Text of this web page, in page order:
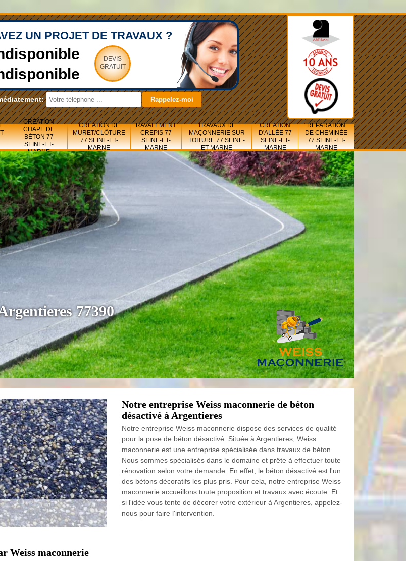
UN PROJET DE TRAVAUX ?
DEVIS
GRATUIT
CRÉATION
CHAPE DE
BÉTON 77
SEINE-ET-
MARNE
CRÉATION DE
MURET/CLÔTURE
77 SEINE-ET-
MARNE
RAVALEMENT
CREPIS 77
SEINE-ET-
MARNE
TRAVAUX DE
MAÇONNERIE SUR
TOITURE 77 SEINE-
ET-MARNE
CRÉATION
D'ALLÉE 77
SEINE-ET-
MARNE
RÉPARATION
DE CHEMINÉE
77 SEINE-ET-
MARNE
77390
Notre entreprise Weiss maconnerie de béton
désactivé à Argentieres
Notre entreprise Weiss maconnerie dispose des services de qualité
pour la pose de béton désactivé. Située à Argentieres, Weiss
maconnerie est une entreprise spécialisée dans travaux de béton.
Nous sommes spécialisés dans le domaine et prête à effectuer toute
rénovation selon votre demande. En effet, le béton désactivé est l'un
des bétons décoratifs les plus pris. Pour cela, notre entreprise Weiss
maconnerie accueillons toute proposition et travaux avec écoute. Et
si l'idée vous tente de décorer votre extérieur à Argentieres, appelez-
nous pour faire l'intervention.
Weiss maconnerie